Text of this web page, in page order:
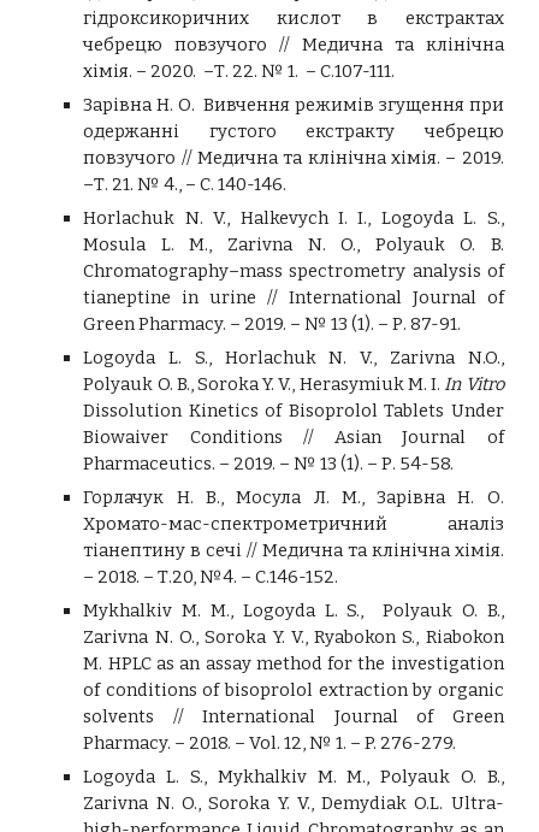
гідроксикоричних кислот в екстрактах
чебрецю повзучого // Медична та клінічна
хімія. – 2020. –Т. 22. № 1. – С.107-111.
ЗарівнаН. О. Вивчення режимів згущення при
одержанні густого екстракту чебрецю
повзучого // Медична та клінічна хімія. – 2019.
–Т. 21. № 4., – С. 140-146.
Horlachuk N. V., Halkevych I. I., Logoyda L. S.,
Mosula L. M., Zarivna N. O., Polyauk O. B.
Chromatography–mass spectrometry analysis of
tianeptine in urine // International Journal of
Green Pharmacy. – 2019. – № 13 (1). – Р. 87-91.
Logoyda L. S., Horlachuk N. V., Zarivna N.O.,
Polyauk O. B., Soroka Y. V., Herasymiuk M. I.In Vitro
Dissolution Kinetics of Bisoprolol Tablets Under
Biowaiver Conditions // Asian Journal of
Pharmaceutics. – 2019. – № 13 (1). – Р. 54-58.
Горлачук Н. В., Мосула Л. М., Зарівна Н. О.
Хромато-мас-спектрометричний аналіз
тіанептину в сечі // Медична та клінічна хімія.
– 2018. – Т.20, №4. – С.146-152.
Mykhalkiv M. M., Logoyda L. S., Polyauk O. B.,
Zarivna N. O., Soroka Y. V., Ryabokon S., Riabokon
M. HPLC as an assay method for the investigation
of conditions of bisoprolol extraction by organic
solvents // International Journal of Green
Pharmacy. – 2018. – Vol. 12, № 1. – P. 276-279.
Logoyda L. S., Mykhalkiv M. M., Polyauk O. B.,
Zarivna N. O., Soroka Y. V., Demydiak O.L. Ultra-